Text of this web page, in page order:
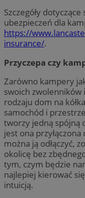
Szczegóły
ubezpieczeń dla
https://
insurance/.
Przyczepa czy
Zarówno kampery
swoich
rodzaju dom na
samochód i
tworzy jedną spójną
jest ona
można ją odłączyć,
okolicę bez
tym, czym będzie
najlepiej kierować
intuicją.